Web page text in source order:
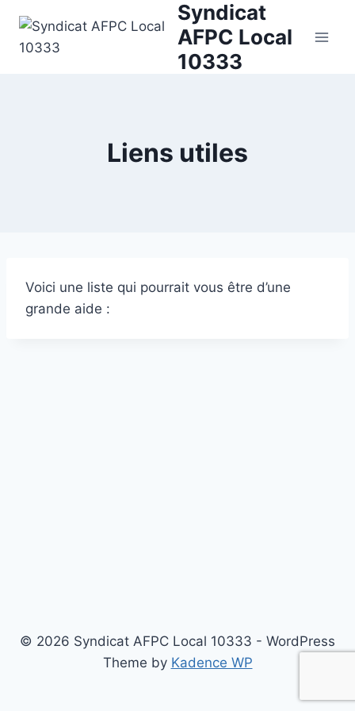
content
Syndicat
AFPC Local
10333
Liens utiles
Voici une liste qui pourrait vous être d’une
grande aide :
© 2026 Syndicat AFPC Local 10333 - WordPress
Theme by Kadence WP